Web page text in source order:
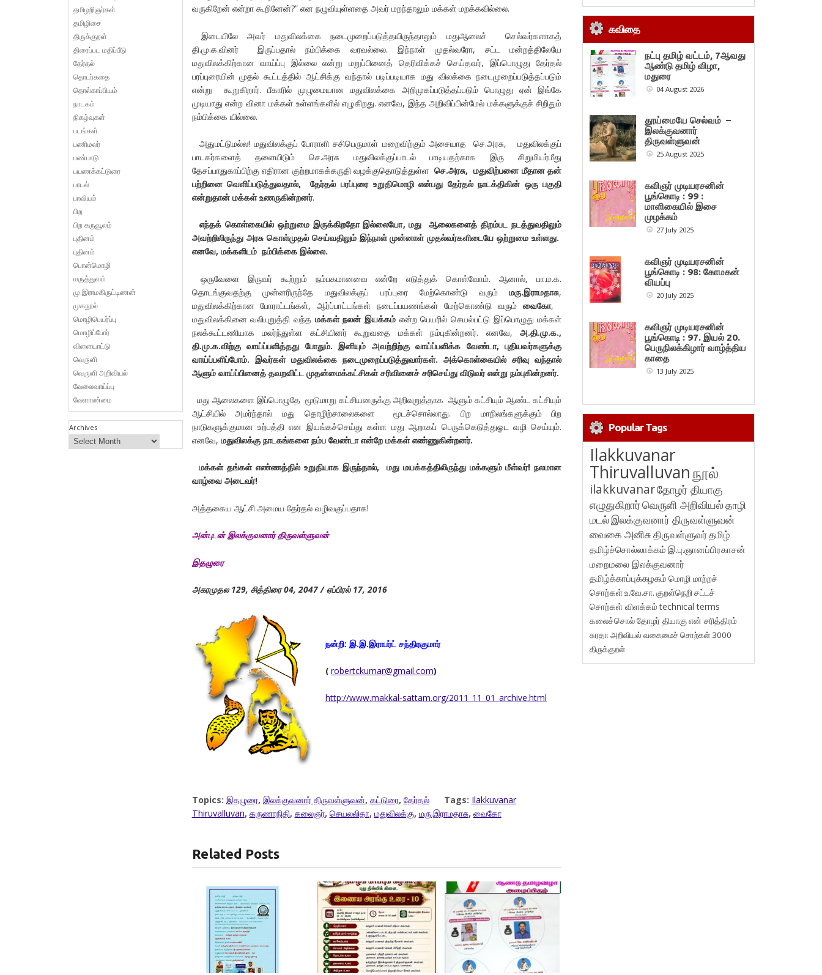
வருகிறேன் என்றா கூறினேன்?” என நழுவியுள்ளதை அவர் மறந்தாலும் மக்கள் மறக்கவில்லை.
இடையிலே அவர் மதுவிலக்கை நடைமுறைப்படுத்தயிருந்தாலும் மதுஆலைச் செல்வர்களாகத்
தி.மு.க.வினர் இருப்பதால் நம்பிக்கை வரவல்லை. இந்நாள் முதல்வரோ, சட்ட மன்றத்திலேயே
மதுவிலக்கிற்கான வாய்ப்பு இல்லை என்று மறுப்பினைத் தெரிவிக்கச் செய்தவர், இப்பொழுது தேர்தல்
பரப்புரையின் முதல் கூட்டத்தில் ஆட்சிக்கு வந்தால் படிப்படியாக மது விலக்கை நடைமுறைப்படுத்தப்படும்
என்று கூறுகிறார். பீகாரில் முழுமையான மதுவிலக்கை அறிமுகப்படுத்தப்படும் பொழுது ஏன் இங்கே
முடியாது என்ற வினா மக்கள் உள்ளங்களில் எழுகிறது. எனவே, இந்த அறிவிப்பின்மேல் மக்களுக்குச் சிறிதும்
நம்பிக்கை யில்லை.
அதுமட்டுமல்ல! மதுவிலக்குப் போராளி சசிபெருமாள் மறைவிற்கும் அசையாத செ.அரசு, மதுவிலக்குப்
பாடகர்களைத் தளையிடும் செ.அரசு மதுவிலக்குப்பாடல் பாடியதற்காக இரு சிறுமியர்மீது
தேசப்பாதுகாப்பிற்கு எதிரான குற்றமாகக்கருதி வழக்குதொடுத்துள்ளசெ.அரசு,மதுவிற்பனை மீதான தன்
பற்றினை வெளிப்படுத்துவதால்,தேர்தல் பரப்புரை உறுதிமொழி என்பது தேர்தல் நாடக்திகின் ஒரு பகுதி
என்றுதான் மக்கள் உணருகின்றனர்.
எந்தக் கொள்கையில் ஒற்றுமை இருக்கிறதோ இல்லையோ,மது ஆலைகளைத் திறம்பட நடத்துவதிலும்
அவற்றிலிருந்து அரசு கொள்முதல் செய்வதிலும் இந்நாள் முன்னாள் முதல்வர்களிடையே ஒற்றுமை உள்ளது.
எனவே, மக்களிடம் நம்பிக்கை இல்லை.
ஒருவேளை இருவர் கூற்றும் நம்பகமானவை என்றே எடுத்துக் கொள்வோம். ஆனால், பா.ம.க.
தொடங்குவதற்கு முன்னரிருந்தே மதுவிலக்குப் பரப்புரை மேற்கொண்டு வரும்மரு.இராமதாசு,
மதுவிலக்கிற்கான போராட்டங்கள், ஆர்ப்பாட்டங்கள் நடைப்பயணங்கள் மேற்கொண்டு வரும் வைகோ,
மதுவிலக்கினை வலியுறுத்தி வந்த மக்கள் நலன் இயக்கம் என்ற பெயரில் செயல்பட்டு இப்பொழுது மக்கள்
நலக்கூட்டணியாக மலர்ந்துள்ள கட்சியினர் கூறுவதை மக்கள் நம்புகின்றனர். எனவே,அ.தி.மு.க.,
தி.மு.க.விற்கு வாய்ப்பளித்தது போதும். இனியும் அவற்றிற்கு வாய்ப்பளிக்க வேண்டா,புதியவர்களுக்கு
வாய்ப்பளிப்போம். இவர்கள் மதுவிலக்கை நடைமுறைப்படுத்துவார்கள். அக்கொள்கையில் சரிவு வந்தால்
ஆளும் வாய்ப்பினைத் தவறவிட்ட முதன்மைக்கட்சிகள் சரிவினைச் சரிசெய்து விடுவர் என்று நம்புகின்றனர்.
மது ஆலைகளை இப்பொழுதே மூடுமாறு கட்சியனருக்கு அறிவுறுத்தாக ஆளும் கட்சியும் ஆண்ட கட்சியும்
ஆட்சியில் அமர்ந்தால் மது தொழிற்சாலைகளை மூடச்சொல்லாது. பிற மாநிலங்களுக்கும் பிற
நாடுகளுக்குமான உற்பத்தி என இயங்கச்செய்து கள்ள மது ஆறாகப் பெருக்கெடுத்துஓட வழி செய்யும்.
எனவே, மதுவிலக்கு நாடகங்களை நம்ப வேண்டா என்றே மக்கள் எண்ணுகின்றனர்.
மக்கள் தங்கள் எண்ணத்தில் உறுதியாக இருந்தால், மது மயக்கத்திலிருந்து மக்களும் மீள்வர்! நலமான
வாழ்வை அடைவர்!
அத்தகைய ஆட்சி அமைய தேர்தல் வழிவகுப்பதாக!
அன்புடன் இலக்குவனார் திருவள்ளுவன்
இதழுரை
அகரமுதல 129, சித்திரை 04, 2047 /ஏப்பிரல் 17, 2016
நன்றி: இ.இ.இராபர்ட் சந்திரகுமார்
( robertckumar@gmail.com)
http://www.makkal-sattam.org/2011_11_01_archive.html
Topics: இதழுரை, இலக்குவனார் திருவள்ளுவன், கட்டுரை, தேர்தல் Tags: Ilakkuvanar
Thiruvalluvan, கருணாநிதி, கலைஞர், செயலலிதா, மதுவிலக்கு, மரு.இராமதாசு, வைகோ
Related Posts
தமிழறிஞர்கள்
தமிழிசை
திருக்குறள்
திரைப்பட மதிப்பீடு
தேர்தல்
தொடர்கதை
தொல்காப்பியம்
நாடகம்
நிகழ்வுகள்
படங்கள்
பணிமலர்
பண்பாடு
பயணக்கட்டுரை
பாடல்
பாவியம்
பிற
பிற கருவூலம்
புதினம்
புதினம்
பொன்மொழி
மருத்துவம்
மு.இராமகிருட்டிணன்
முகநூல்
மொழிபெயர்ப்பு
மொழிப்போர்
விளையாட்டு
வெருளி
வெருளி அறிவியல்
வேலைவாய்ப்பு
வேளாண்மை
Archives
கவிதை
நட்பு தமிழ் வட்டம், 7ஆவது
ஆண்டு தமிழ் விழா,
மதுரை
04 August 2026
தூய்மையே செல்வம் –
இலக்குவனார்
திருவள்ளுவன்
25 August 2025
கவிஞர் முடியரசனின்
பூங்கொடி : 99 :
மாளிகையில் இசை
முழக்கம்
27 July 2025
கவிஞர் முடியரசனின்
பூங்கொடி : 98: கோமகன்
வியப்பு
20 July 2025
கவிஞர் முடியரசனின்
பூங்கொடி : 97. இயல் 20.
பெருநிலக்கிழார் வாழ்த்திய
காதை
13 July 2025
Popular Tags
Ilakkuvanar
Thiruvalluvanநூல்
ilakkuvanarதோழர் தியாகு
எழுதுகிறார்வெருளி அறிவியல்தாழி
மடல்இலக்குவனார் திருவள்ளுவன்
வைகை அனிசுதிருவள்ளுவர்தமிழ்
தமிழ்ச்சொல்லாக்கம் இ.பு.ஞானப்பிரகாசன்
மறைமலை இலக்குவனார்
தமிழ்க்காப்புக்கழகம் மொழி மாற்றச்
சொற்கள்உ.வே.சா. குறள்நெறி சட்டச்
சொற்கள் விளக்கம்technical terms
கலைச்சொல்தோழர் தியாகுஎன் சரித்திரம்
சுரதாஅறிவியல் வகைமைச் சொற்கள் 3000
திருக்குறள்